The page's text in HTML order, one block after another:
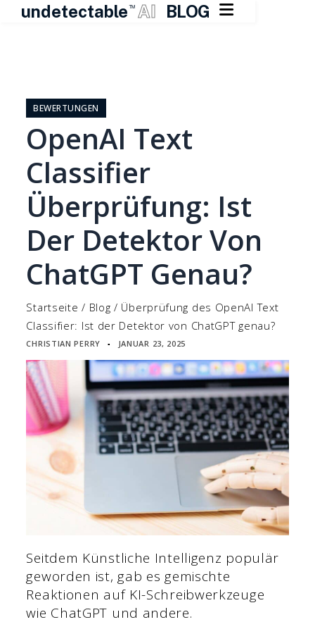
undetectable TM AI BLOG 
springenBEWERTUNGEN
OpenAI Text
Classifier
Überprüfung: Ist
Der Detektor Von
ChatGPT Genau?
Startseite / Blog / Überprüfung des OpenAI Text
Classifier: Ist der Detektor von ChatGPT genau?
CHRISTIAN PERRY ▪ JANUAR 23, 2025
Seitdem Künstliche Intelligenz populär
geworden ist, gab es gemischte
Reaktionen auf KI-Schreibwerkzeuge
wie ChatGPT und andere.